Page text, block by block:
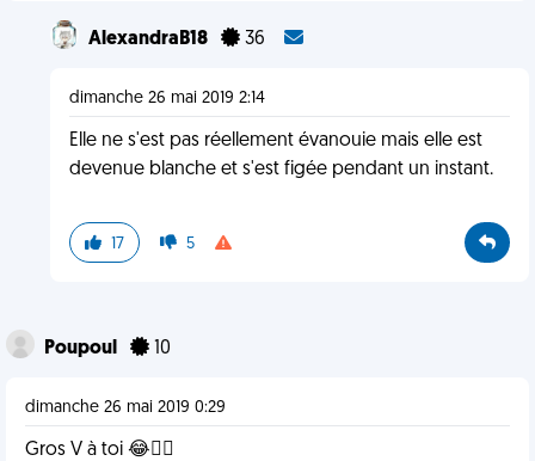
AlexandraB18 36
dimanche 26 mai 2019 2:14
Elle ne s'est pas réellement évanouie mais elle est
devenue blanche et s'est figée pendant un instant.
17 5
Poupoul 10
dimanche 26 mai 2019 0:29
Gros V à toi 😂✌🏽